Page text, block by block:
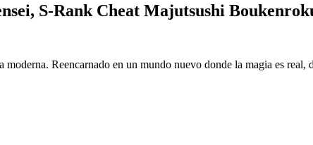
S-Rank Cheat Majutsushi
Reencarnado en un mundo nuevo donde la magia es real,